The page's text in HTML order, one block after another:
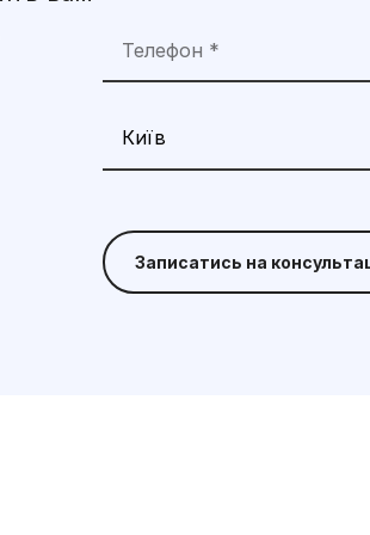
Записатись на